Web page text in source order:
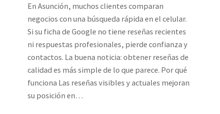
En Asunción, muchos clientes comparan
negocios con una búsqueda rápida en el celular.
Si su ficha de Google no tiene reseñas recientes
ni respuestas profesionales, pierde confianza y
contactos. La buena noticia: obtener reseñas de
calidad es más simple de lo que parece. Por qué
funciona Las reseñas visibles y actuales mejoran
su posición en…